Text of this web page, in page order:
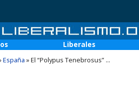
Liberales
España »El “Polypus Tenebrosus” ...